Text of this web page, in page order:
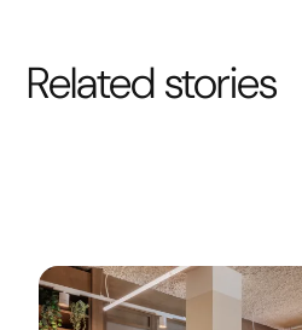
Related stories